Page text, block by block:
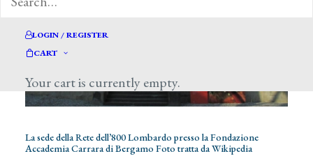
LOGIN / REGISTER
CART
Your cart is currently empty.
La sede della Rete dell’800 Lombardo presso la Fondazione
Accademia Carrara di Bergamo Foto tratta da Wikipedia